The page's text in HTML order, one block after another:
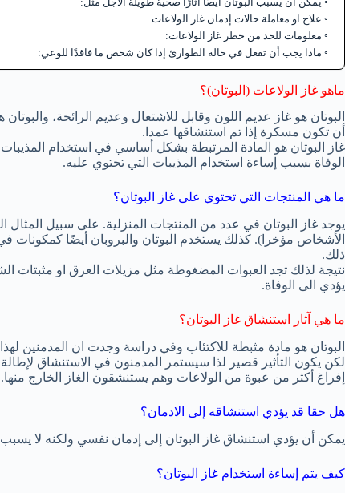
علاج او معاملة حالات إدمان غاز الولاعات:
معلومات للحد من خطر غاز الولاعات:
ماذا يجب أن تفعل في حالة الطوارئ إذا كان شخص ما فاقدًا للوعي:
ماهو غاز الولاعات (البوتان)؟
البوتان هو غاز عديم اللون وقابل للاشتعال وعديم الرائحة،
أن تكون مسكرة إذا تم استنشاقها عمدا.
غاز البوتان هو المادة المرتبطة بشكل أساسي في استخدام
الوفاة بسبب إساءة استخدام المذيبات التي تحتوي عليه.
ما هي المنتجات التي تحتوي على غاز البوتان؟
يوجد غاز البوتان في عدد من المنتجات المنزلية. على سبيل المثال
الأشخاص مؤخرا). كذلك يستخدم البوتان والبروبان أيضًا
ذلك.
نتيجة لذلك تجد العبوات المضغوطة مثل مزيلات العرق او مثبتات
يؤدي الى الوفاة.
ما هي آثار استنشاق غاز البوتان؟
البوتان هو مادة مثبطة للاكتئاب وفي دراسة وجدت ان المدمنين
لكن يكون التأثير قصير لذا سيستمر المدمنون في الاستنشاق
إفراغ أكثر من عبوة من الولاعات وهم يستنشقون الغاز الخارج منها.
هل حقا قد يؤدي استنشاقه إلى الادمان؟
يمكن أن يؤدي استنشاق غاز البوتان إلى إدمان نفسي ولكنه لا
كيف يتم إساءة استخدام غاز البوتان؟